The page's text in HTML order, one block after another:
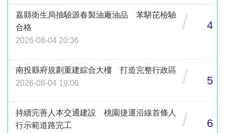
嘉縣衛生局抽驗源春製油廠油品 苯駢芘檢驗
合格
2026-08-04 20:36
/ 4
南投縣府規劃重建綜合大樓 打造完整行政區
2026-08-04 19:06
/ 5
持續完善人本交通建設 桃園捷運沿線首條人
行示範道路完工
/ 6